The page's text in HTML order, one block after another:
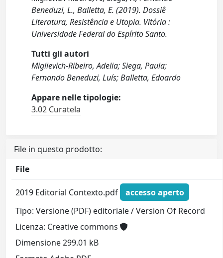
Beneduzi, L., Balletta, E. (2019). Dossiê
Literatura, Resistência e Utopia. Vitória :
Universidade Federal do Espírito Santo.
Tutti gli autori
Miglievich-Ribeiro, Adelia; Siega, Paula;
Fernando Beneduzi, Luís; Balletta, Edoardo
Appare nelle tipologie:
3.02 Curatela
File in questo prodotto:
File
2019 Editorial Contexto.pdf
accesso aperto
Tipo: Versione (PDF) editoriale / Version Of Record
Licenza: Creative commons
Dimensione 299.01 kB